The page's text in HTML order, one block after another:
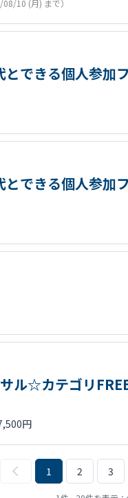
08/10 (月) まで）
できる個人参加
できる個人参加
ル☆カテゴリ
円
1 2 3